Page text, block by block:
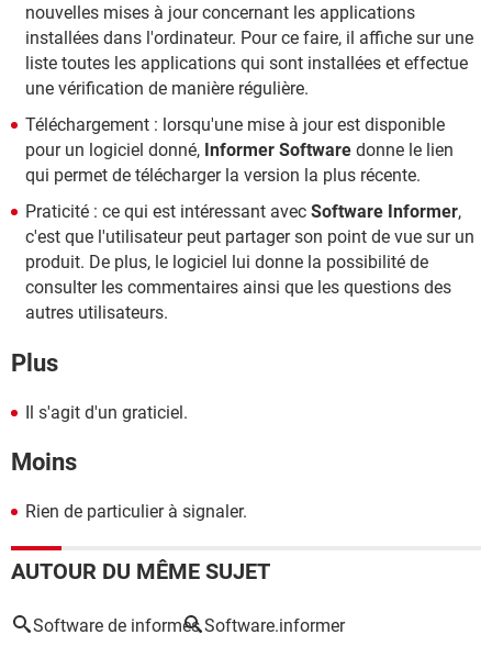
nouvelles mises à jour concernant les applications
installées dans l'ordinateur. Pour ce faire, il affiche sur une
liste toutes les applications qui sont installées et effectue
une vérification de manière régulière.
Téléchargement : lorsqu'une mise à jour est disponible
pour un logiciel donné, Informer Software donne le lien
qui permet de télécharger la version la plus récente.
Praticité : ce qui est intéressant avec Software Informer,
c'est que l'utilisateur peut partager son point de vue sur un
produit. De plus, le logiciel lui donne la possibilité de
consulter les commentaires ainsi que les questions des
autres utilisateurs.
Plus
Il s'agit d'un graticiel.
Moins
Rien de particulier à signaler.
AUTOUR DU MÊME SUJET
Software de informes Software.informer